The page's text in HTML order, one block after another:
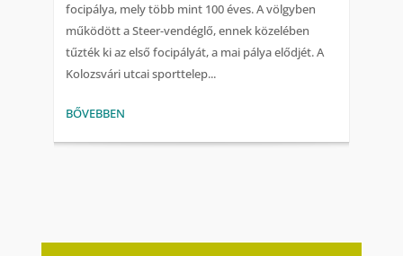
focipálya, mely több mint 100 éves. A völgyben
működött a Steer-vendéglő, ennek közelében
tűzték ki az első focipályát, a mai pálya elődjét. A
Kolozsvári utcai sporttelep...
BŐVEBBEN